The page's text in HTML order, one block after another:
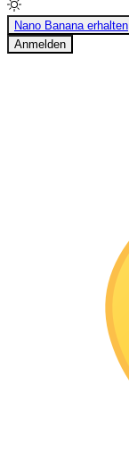
Nano Banana erhalten
Anmelden